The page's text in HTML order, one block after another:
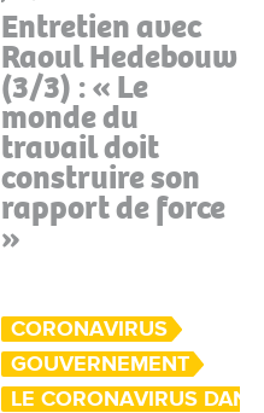
Entretien avec
Raoul Hedebouw
(3/3) : « Le
monde du
travail doit
construire son
rapport de force
»
CORONAVIRUS
GOUVERNEMENT
LE CORONAVIRUS